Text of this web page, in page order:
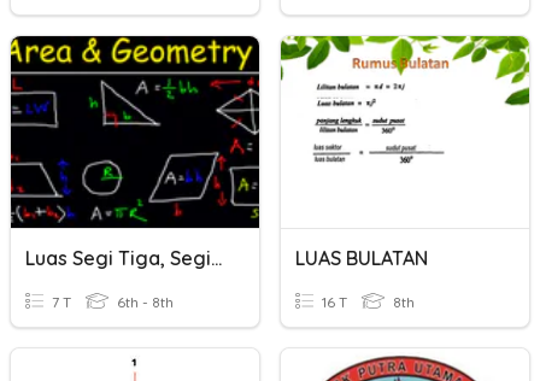
Luas Segi Tiga, Segi Empat Selari, Lelayang Dan Trapezium
7 T 6th - 8th
LUAS BULATAN
16 T 8th